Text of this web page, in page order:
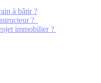
à bâtir ?
?
immobilier ?